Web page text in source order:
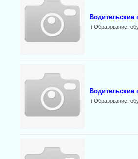
Водительские
( Образование,
Водительские
( Образование,